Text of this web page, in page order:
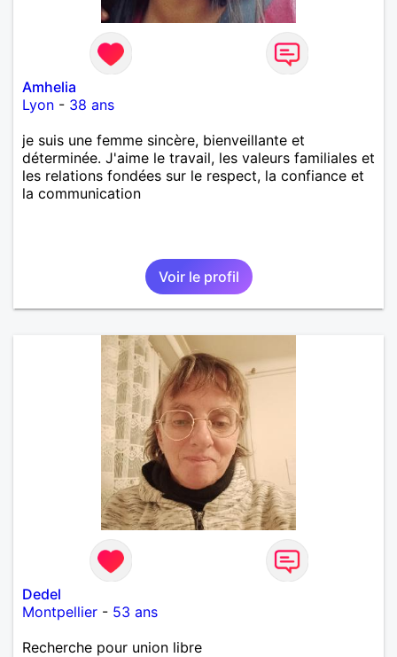
Amhelia
Lyon - 38 ans
je suis une femme sincère, bienveillante et
déterminée. J'aime le travail, les valeurs familiales et
les relations fondées sur le respect, la confiance et
la communication
Voir le profil
Dedel
Montpellier - 53 ans
Recherche pour union libre